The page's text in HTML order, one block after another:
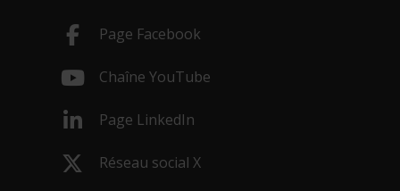
Page Facebook
Chaîne YouTube
Page LinkedIn
Réseau social X